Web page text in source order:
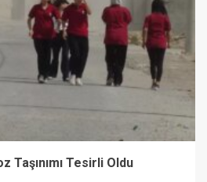
Taşınımı Tesirli Oldu